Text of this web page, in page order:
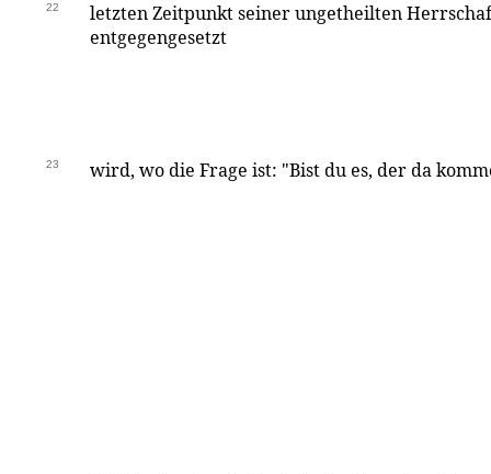
22
letzten Zeitpunkt seiner ungetheilten
entgegengesetzt
23 wird, wo die Frage ist: "Bist du es, der da